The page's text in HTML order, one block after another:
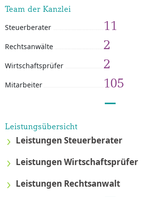
Team der Kanzlei
Steuerberater 11
Rechtsanwälte 2
Wirtschaftsprüfer 2
Mitarbeiter 105
Leistungsübersicht
Leistungen Steuerberater
Leistungen Wirtschaftsprüfer
Leistungen Rechtsanwalt